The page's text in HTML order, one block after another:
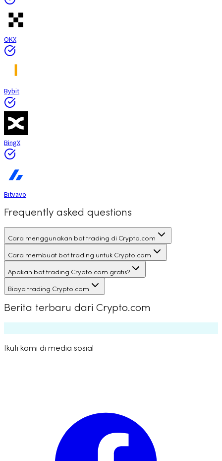
OKX
Bybit
BingX
Bitvavo
Frequently asked questions
Cara menggunakan bot trading di Crypto.com
Cara membuat bot trading untuk Crypto.com
Apakah bot trading Crypto.com gratis?
Biaya trading Crypto.com
Berita terbaru dari Crypto.com
Ikuti kami di media sosial